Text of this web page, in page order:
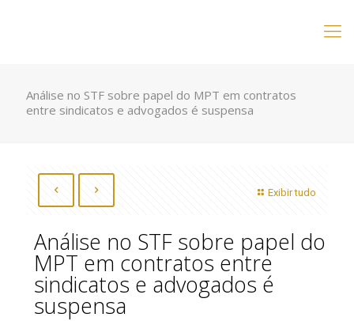
Análise no STF sobre papel do MPT em contratos
entre sindicatos e advogados é suspensa
Exibir tudo
Análise no STF sobre papel do
MPT em contratos entre
sindicatos e advogados é
suspensa